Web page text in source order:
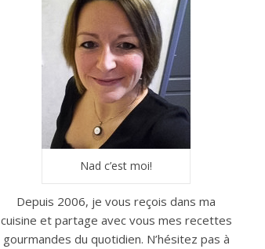
Nad c’est moi!
Depuis 2006, je vous reçois dans ma
cuisine et partage avec vous mes recettes
gourmandes du quotidien. N’hésitez pas à